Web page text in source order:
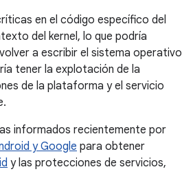
en el código específico del
del kernel, lo que podría
a escribir el sistema operativo
tener la explotación de la
de la plataforma y el servicio
informados recientemente por
y Google para obtener
y las protecciones de servicios,